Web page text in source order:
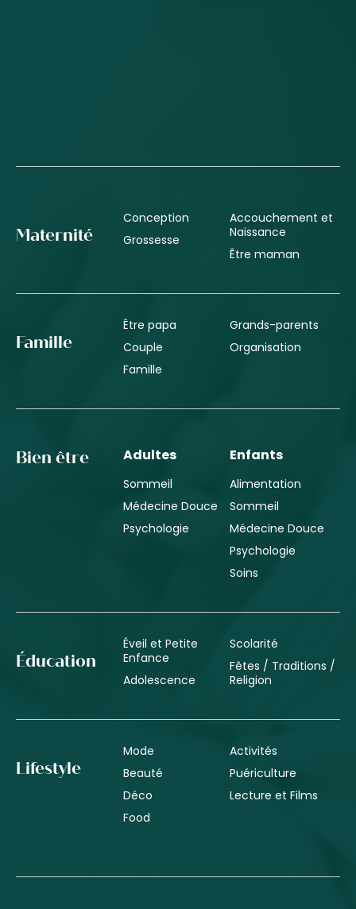
Maternité
Conception
Grossesse
Accouchement et
Naissance
Être maman
Famille
Être papa
Couple
Famille
Grands-parents
Organisation
Bien être Adultes
Sommeil
Médecine Douce
Psychologie
Enfants
Alimentation
Sommeil
Médecine Douce
Psychologie
Soins
Éducation
Éveil et Petite
Enfance
Adolescence
Scolarité
Fêtes / Traditions /
Religion
Lifestyle
Mode
Beauté
Déco
Food
Activités
Puériculture
Lecture et Films